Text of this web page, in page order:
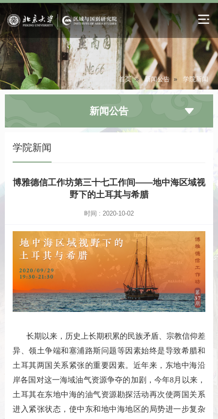
首页 » 新闻公告 » 学院新闻
新闻公告
学院新闻
博雅德信工作坊第三十七工作间——地中海区域视
野下的土耳其与希腊
时间 : 2020-10-02
长期以来，历史上长期积累的民族矛盾、宗教信仰差
异、领土争端和塞浦路斯问题等因素始终是导致希腊和
土耳其两国关系紧张的重要因素。近年来，东地中海沿
岸各国对这一海域油气资源争夺的加剧，今年8月以来，
土耳其在东地中海的油气资源勘探活动再次使两国关系
进入紧张状态，使中东和地中海地区的局势进一步复杂